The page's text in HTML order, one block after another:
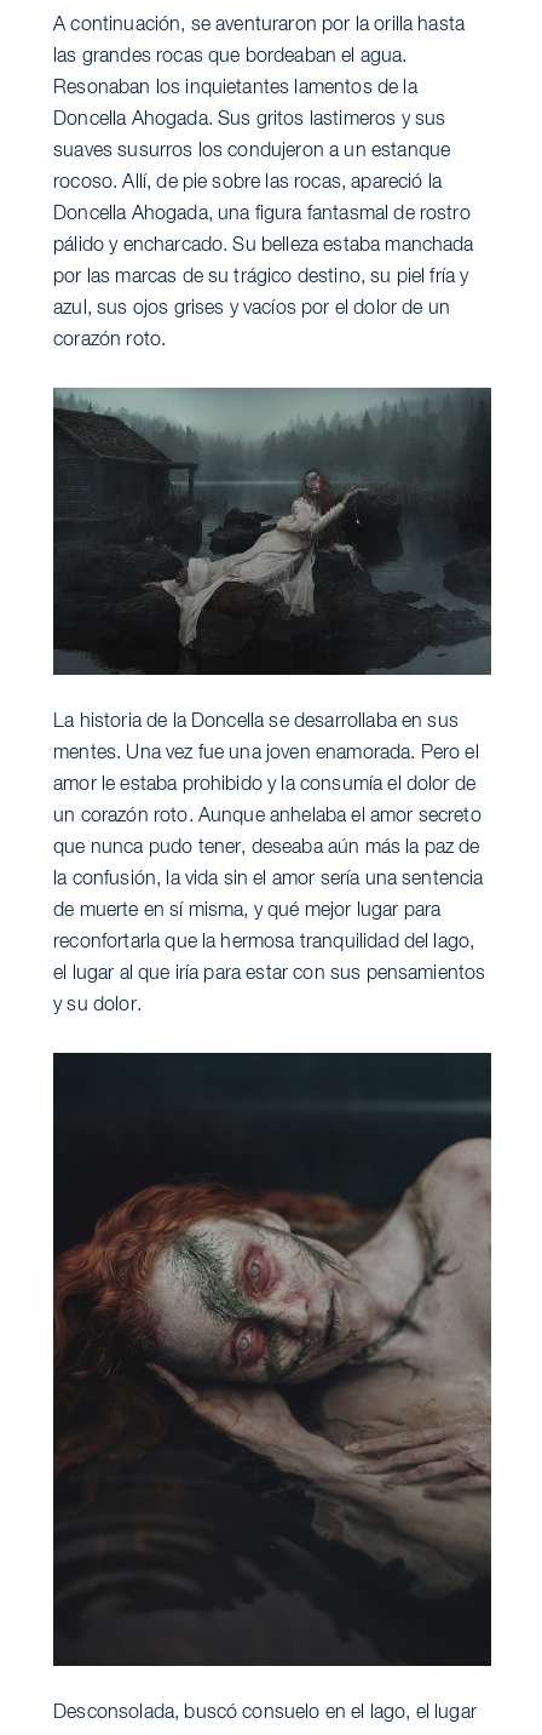
A continuación, se aventuraron por la orilla hasta
las grandes rocas que bordeaban el agua.
Resonaban los inquietantes lamentos de la
Doncella Ahogada. Sus gritos lastimeros y sus
suaves susurros los condujeron a un estanque
rocoso. Allí, de pie sobre las rocas, apareció la
Doncella Ahogada, una figura fantasmal de rostro
pálido y encharcado. Su belleza estaba manchada
por las marcas de su trágico destino, su piel fría y
azul, sus ojos grises y vacíos por el dolor de un
corazón roto.
La historia de la Doncella se desarrollaba en sus
mentes. Una vez fue una joven enamorada. Pero el
amor le estaba prohibido y la consumía el dolor de
un corazón roto. Aunque anhelaba el amor secreto
que nunca pudo tener, deseaba aún más la paz de
la confusión, la vida sin el amor sería una sentencia
de muerte en sí misma, y qué mejor lugar para
reconfortarla que la hermosa tranquilidad del lago,
el lugar al que iría para estar con sus pensamientos
y su dolor.
Desconsolada, buscó consuelo en el lago, el lugar